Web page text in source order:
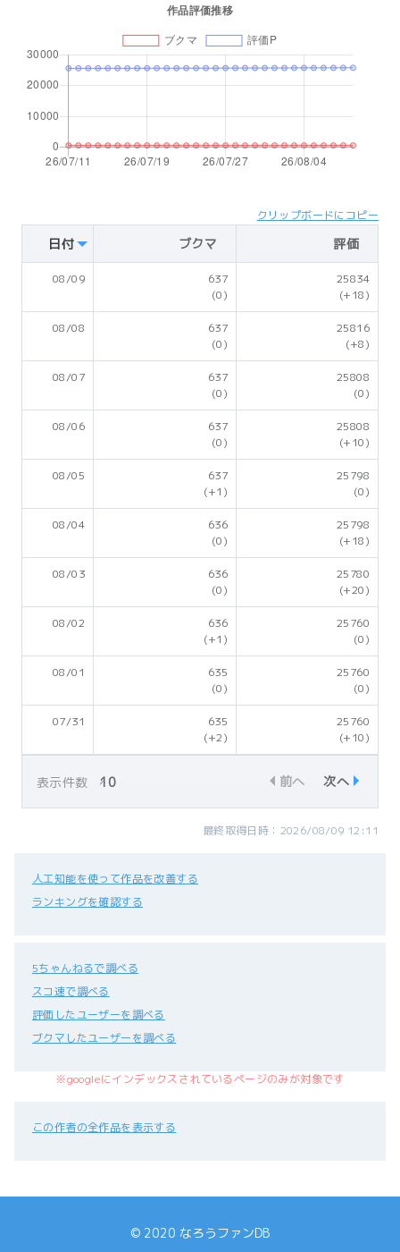
クリップボードにコピー
日付 ブクマ 評価
08/09
637
(0)
25834
(+18)
08/08
637
(0)
25816
(+8)
08/07
637
(0)
25808
(0)
08/06
637
(0)
25808
(+10)
08/05
637
(+1)
25798
(0)
08/04
636
(0)
25798
(+18)
08/03
636
(0)
25780
(+20)
08/02
636
(+1)
25760
(0)
08/01
635
(0)
25760
(0)
07/31
635
(+2)
25760
(+10)
表示件数 前へ 次へ
最終取得日時：2026/08/09 12:11
人工知能を使って作品を改善する
ランキングを確認する
5ちゃんねるで調べる
スコ速で調べる
評価したユーザーを調べる
ブクマしたユーザーを調べる
※googleにインデックスされているページのみが対象です
この作者の全作品を表示する
© 2020 なろうファンDB